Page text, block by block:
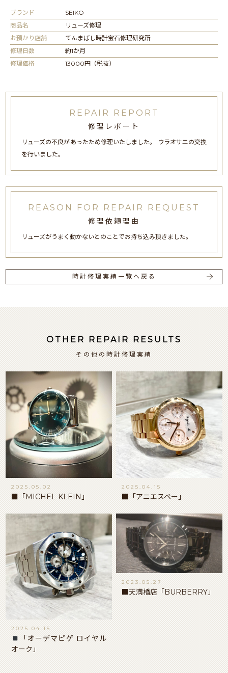
ブランド
SEIKO
商品名
リューズ修理
お預かり店舗
てんまばし時計宝石修理研究所
修理日数
約1か月
修理価格
13000円（税抜）
REPAIR REPORT
修理レポート
リューズの不良があったため修理いたしました。 ウラオサエの交換
を行いました。
REASON FOR REPAIR REQUEST
修理依頼理由
リューズがうまく動かないとのことでお持ち込み頂きました。
時計修理実績一覧へ戻る
OTHER REPAIR RESULTS
その他の時計修理実績
2025.05.02
■「MICHEL KLEIN」
2025.04.15
■「アニエスベー」
2025.04.15
「オーデマピゲ ロイヤル
オーク」
2023.05.27
■天満橋店「BURBERRY」